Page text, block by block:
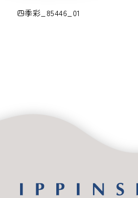
四季彩_85446_01